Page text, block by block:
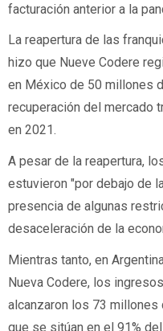
facturación anterior a la
La reapertura de las
hizo que Nueve Codere
en México de 50 millones
recuperación del mercado
en 2021.
A pesar de la reapertura,
estuvieron "por debajo de
presencia de algunas
desaceleración de la
Mientras tanto, en
Nueva Codere, los
alcanzaron los 73
que se sitúan en el 91%